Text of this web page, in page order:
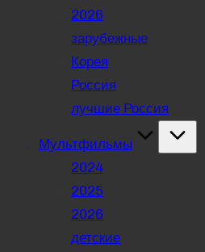
2026
зарубежные
Корея
Россия
лучшие Россия
Мультфильмы
2024
2025
2026
детские